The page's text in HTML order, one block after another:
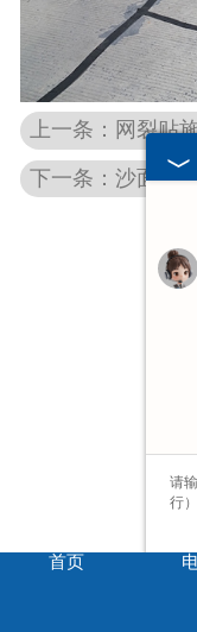
上一条：网裂贴
下一条：沙面贴
首页